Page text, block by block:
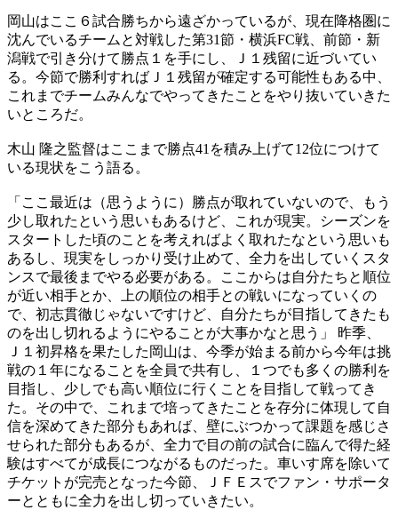
岡山はここ６試合勝ちから遠ざかっているが、現在降格圏に
沈んでいるチームと対戦した第31節・横浜FC戦、前節・新
潟戦で引き分けて勝点１を手にし、Ｊ１残留に近づいてい
る。今節で勝利すればＪ１残留が確定する可能性もある中、
これまでチームみんなでやってきたことをやり抜いていきた
いところだ。
木山 隆之監督はここまで勝点41を積み上げて12位につけて
いる現状をこう語る。
「ここ最近は（思うように）勝点が取れていないので、もう
少し取れたという思いもあるけど、これが現実。シーズンを
スタートした頃のことを考えればよく取れたなという思いも
あるし、現実をしっかり受け止めて、全力を出していくスタ
ンスで最後までやる必要がある。ここからは自分たちと順位
が近い相手とか、上の順位の相手との戦いになっていくの
で、初志貫徹じゃないですけど、自分たちが目指してきたも
のを出し切れるようにやることが大事かなと思う」 昨季、
Ｊ１初昇格を果たした岡山は、今季が始まる前から今年は挑
戦の１年になることを全員で共有し、１つでも多くの勝利を
目指し、少しでも高い順位に行くことを目指して戦ってき
た。その中で、これまで培ってきたことを存分に体現して自
信を深めてきた部分もあれば、壁にぶつかって課題を感じさ
せられた部分もあるが、全力で目の前の試合に臨んで得た経
験はすべてが成長につながるものだった。車いす席を除いて
チケットが完売となった今節、ＪＦＥスでファン・サポータ
ーとともに全力を出し切っていきたい。